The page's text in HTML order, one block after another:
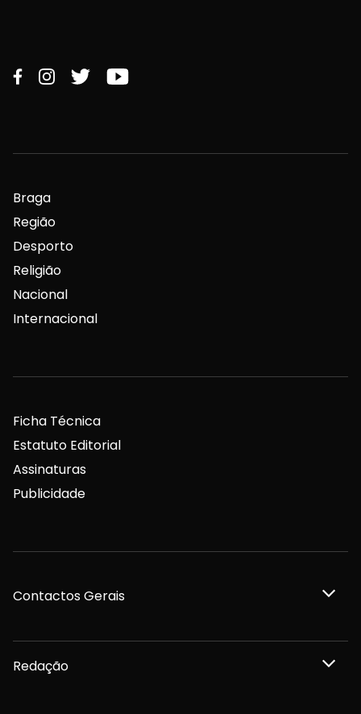
Braga
Região
Desporto
Religião
Nacional
Internacional
Ficha Técnica
Estatuto Editorial
Assinaturas
Publicidade
Contactos Gerais
Redação